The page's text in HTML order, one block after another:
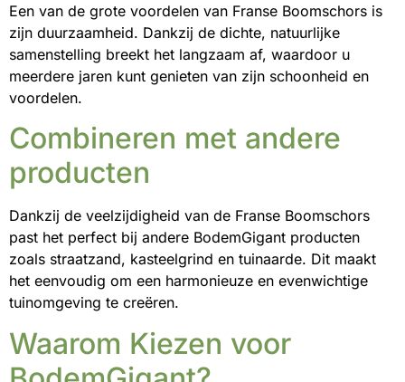
Een van de grote voordelen van Franse Boomschors is
zijn duurzaamheid. Dankzij de dichte, natuurlijke
samenstelling breekt het langzaam af, waardoor u
meerdere jaren kunt genieten van zijn schoonheid en
voordelen.
Combineren met andere
producten
Dankzij de veelzijdigheid van de Franse Boomschors
past het perfect bij andere BodemGigant producten
zoals straatzand, kasteelgrind en tuinaarde. Dit maakt
het eenvoudig om een harmonieuze en evenwichtige
tuinomgeving te creëren.
Waarom Kiezen voor